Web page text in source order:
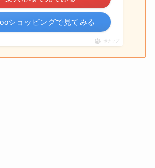
ショッピングで見てみる
ポチップ